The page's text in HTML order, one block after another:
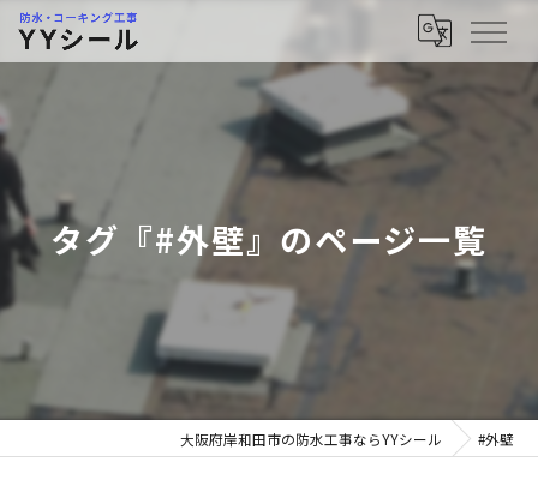
タグ『#外壁』のページ一覧
大阪府岸和田市の防水工事ならYYシール #外壁